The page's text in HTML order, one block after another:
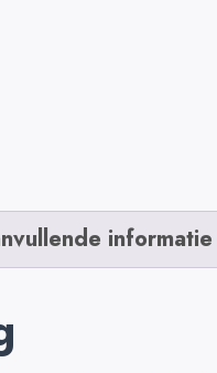
informatie